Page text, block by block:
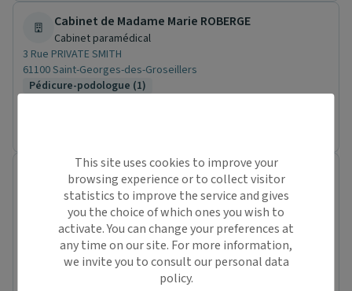
Cabinet de Madame Marie ROBERGE
Cabinet paramédical
3 Rue PRIVATE SMITH
61100 Saint-Georges-des-Groseillers
Pédicure-podologue (1)
maude PICHARD
Pédicure-podologue
17 Rue du Theil
61260 Ceton
Conventionné
Prochaine disponibilité le :
lundi 31 août
This site uses cookies to improve your
browsing experience or to collect visitor
statistics to improve the service and gives
you the choice of which ones you wish to
activate. You can change your preferences at
any time on our site. For more information,
we invite you to consult our personal data
policy.